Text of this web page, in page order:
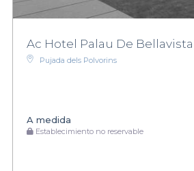
Ac Hotel Palau De Bellavista
Pujada dels Polvorins
A medida
Establecimiento no reservable